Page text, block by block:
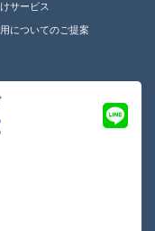
サービス
についてのご提案